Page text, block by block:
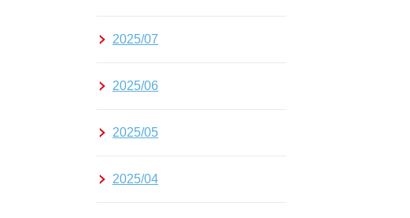
2025/07
2025/06
2025/05
2025/04